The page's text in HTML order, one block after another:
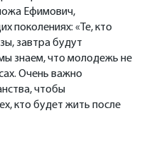
Ефимович,
поколениях: «Те, кто
завтра будут
знаем, что молодежь не
Очень важно
чтобы
кто будет жить после